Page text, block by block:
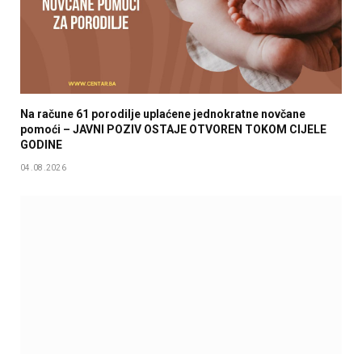
Na račune 61 porodilje uplaćene jednokratne novčane
pomoći – JAVNI POZIV OSTAJE OTVOREN TOKOM CIJELE
GODINE
04.08.2026